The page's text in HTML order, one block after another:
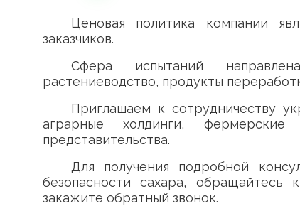
Ценовая политика компании
заказчиков.
Сфера испытаний
растениеводство, продукты
Приглашаем к сотрудничеству
аграрные холдинги, фермерские
представительства.
Для получения подробной
безопасности сахара,
закажите обратный звонок.